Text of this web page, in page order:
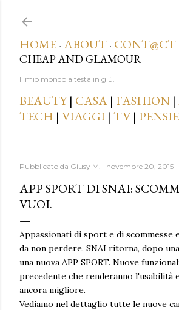
HOME · ABOUT · CONT@CT
CHEAP AND GLAMOUR
Il mio mondo a testa in giù.
BEAUTY| CASA | FASHION |
TECH | VIAGGI | TV|
Pubblicato da Giusy M. novembre 20, 2015
APP SPORT DI SNAI:
VUOI.
Appassionati di sport e di scommesse
da non perdere. SNAI ritorna, dopo
una nuova APP SPORT. Nuove
precedente che renderanno l'usabilità
ancora migliore.
Vediamo nel dettaglio tutte le nuove